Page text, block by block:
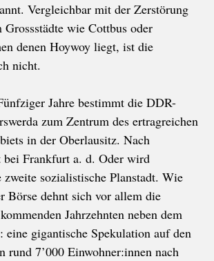
Vergleichbar mit der Zerstörung
Grossstädte wie Cottbus oder
denen Hoywoy liegt, ist die
nicht.
Jahre bestimmt die DDR-
zum Zentrum des ertragreichen
in der Oberlausitz. Nach
bei Frankfurt a. d. Oder wird
zweite sozialistische Planstadt. Wie
Börse dehnt sich vor allem die
Jahrzehnten neben dem
eine gigantische Spekulation auf den
rund 7’000 Einwohner:innen nach